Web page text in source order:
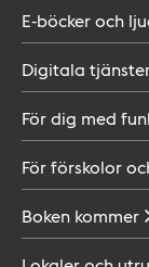
E-böcker och
Digitala
För dig med
För förskolor
Boken kommer